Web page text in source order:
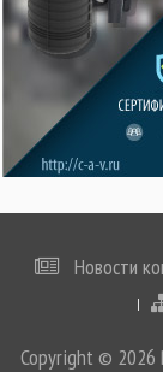
Новости
Copyright © 2026